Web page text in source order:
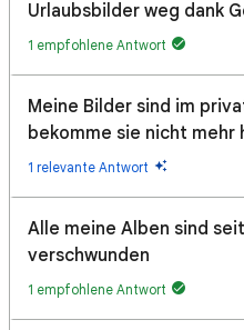
Urlaubsbilder weg dank
1 empfohlene Antwort
Meine Bilder sind im
bekomme sie nicht mehr
1 relevante Antwort
Alle meine Alben sind
verschwunden
1 empfohlene Antwort